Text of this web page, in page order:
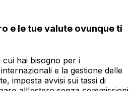
e le tue valute ovunque ti
hai bisogno per i
e la gestione delle
imposta avvisi sui tassi di